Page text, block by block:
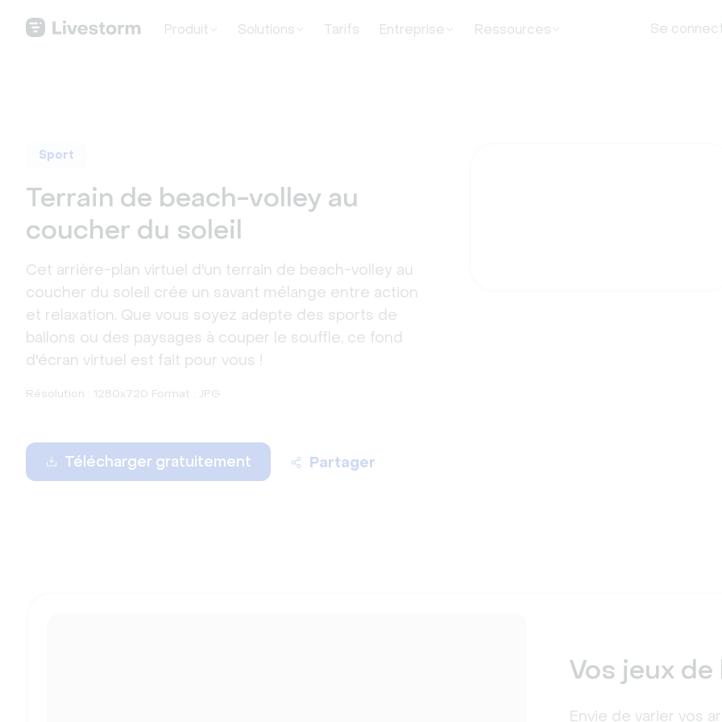
Produit Solutions Tarifs Entreprise Ressources Se
Sport
Terrain de beach-volley au
coucher du soleil
Cet arrière-plan virtuel d'un terrain de beach-volley au
coucher du soleil crée un savant mélange entre action
et relaxation. Que vous soyez adepte des sports de
ballons ou des paysages à couper le souffle, ce fond
d'écran virtuel est fait pour vous !
Résolution : 1280x720 Format : JPG
Télécharger gratuitement Partager
Vos jeux
Envie de varier vos